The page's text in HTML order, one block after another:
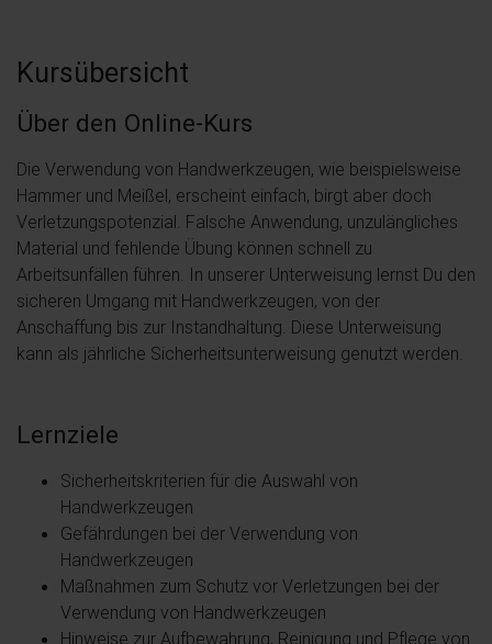
Kursübersicht
Über den Online-Kurs
Die Verwendung von Handwerkzeugen, wie beispielsweise
Hammer und Meißel, erscheint einfach, birgt aber doch
Verletzungspotenzial. Falsche Anwendung, unzulängliches
Material und fehlende Übung können schnell zu
Arbeitsunfällen führen. In unserer Unterweisung lernst Du den
sicheren Umgang mit Handwerkzeugen, von der
Anschaffung bis zur Instandhaltung. Diese Unterweisung
kann als jährliche Sicherheitsunterweisung genutzt werden.
Lernziele
Sicherheitskriterien für die Auswahl von
Handwerkzeugen
Gefährdungen bei der Verwendung von
Handwerkzeugen
Maßnahmen zum Schutz vor Verletzungen bei der
Verwendung von Handwerkzeugen
Hinweise zur Aufbewahrung, Reinigung und Pflege von